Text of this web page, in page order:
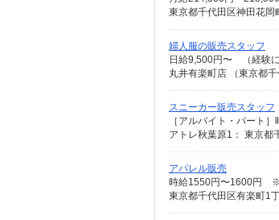
東京都千代田区神田花
婦人服の販売スタッフ
日給9,500円〜 （経験に
丸井有楽町店 （東京都千
スニーカー販売スタッフ
［アルバイト・パート
アトレ秋葉原1： 東京都
アパレル販売
東京都千代田区有楽町1